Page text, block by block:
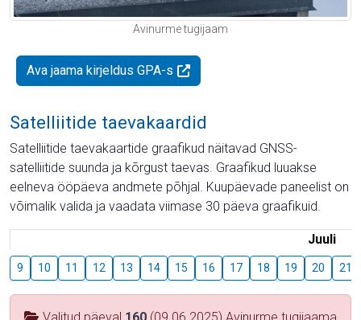
Avinurme tugijaam
Ava jaama kirjeldus GPA-s
Satelliitide taevakaardid
Satelliitide taevakaartide graafikud näitavad GNSS-
satelliitide suunda ja kõrgust taevas. Graafikud luuakse
eelneva ööpäeva andmete põhjal. Kuupäevade paneelist on
võimalik valida ja vaadata viimase 30 päeva graafikuid.
Juuli
9 10 11 12 13 14 15 16 17 18 19 20 21
Valitud päeval 160 (09.06.2025) Avinurme tugijaama